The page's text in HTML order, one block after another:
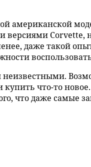
американской
Corvette,
даже такой
что-то
что даже самые